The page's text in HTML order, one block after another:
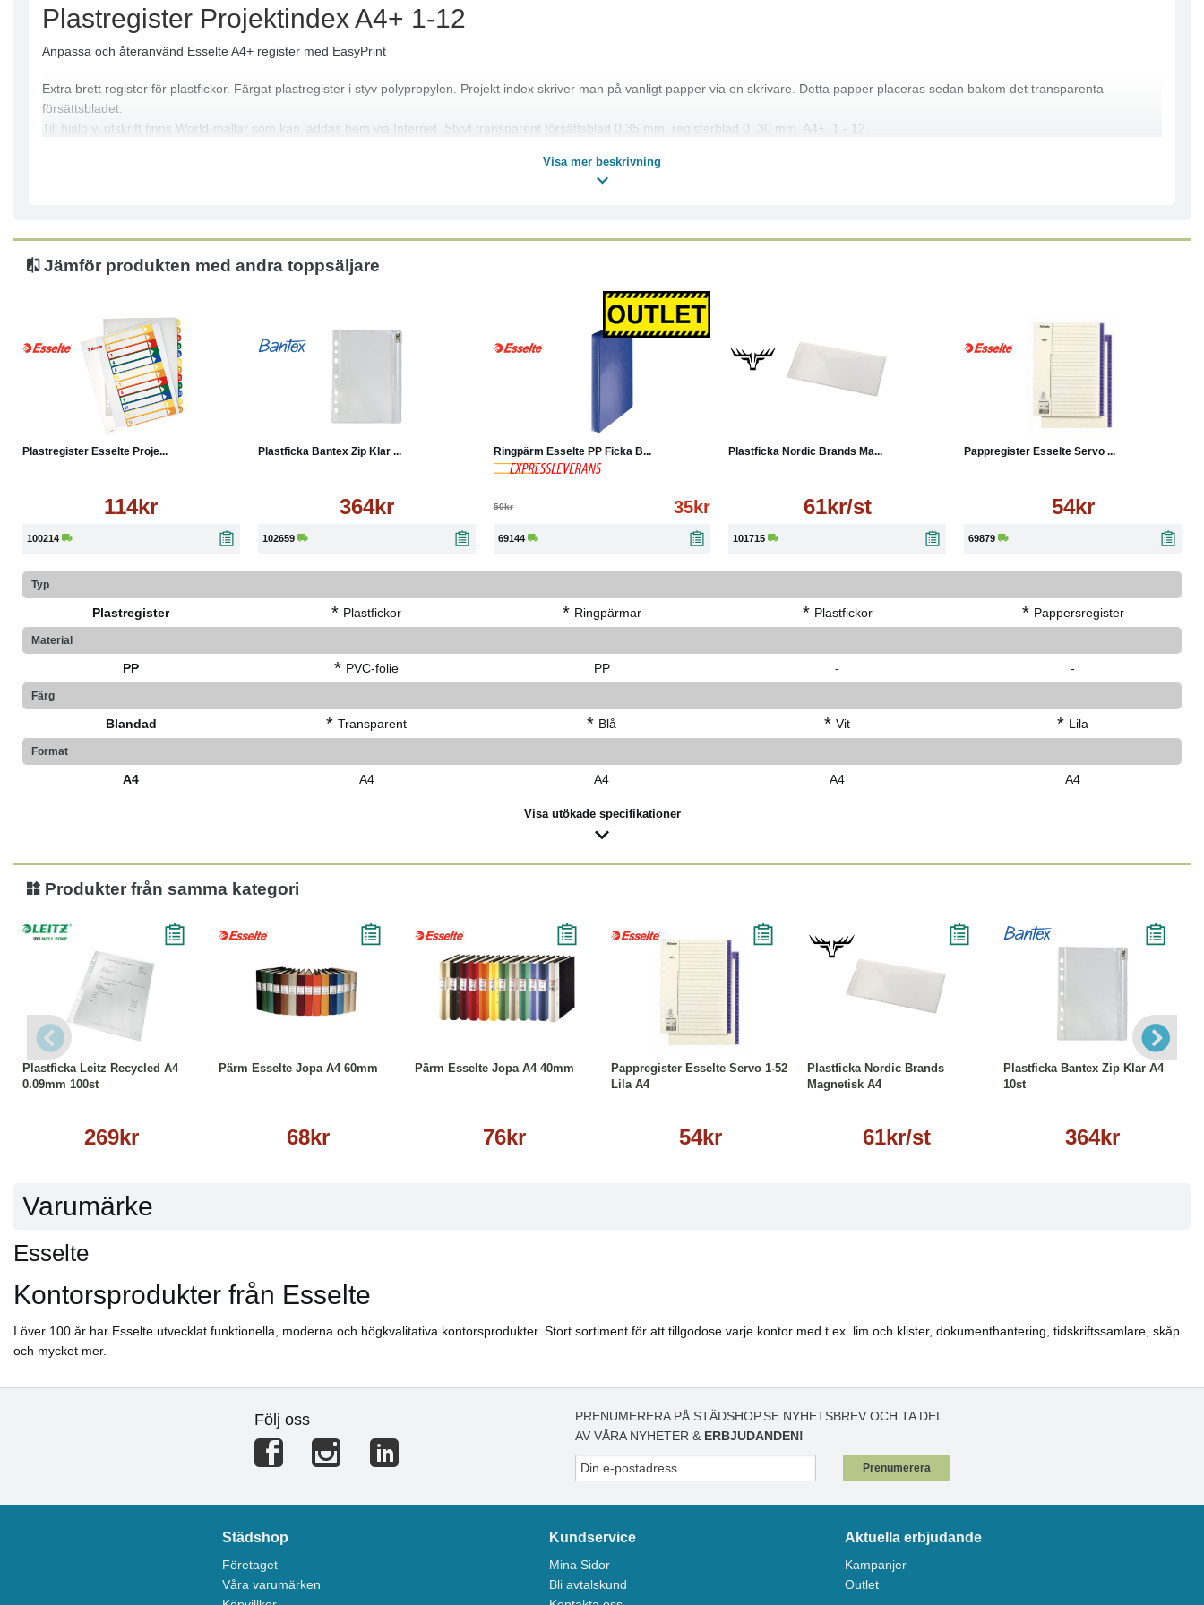
Plastregister Projektindex A4+ 1-12
Anpassa och återanvänd Esselte A4+ register med EasyPrint
Extra brett register för plastfickor. Färgat plastregister i styv polypropylen. Projekt index skriver man på vanligt papper via en skrivare. Detta papper placeras sedan bakom det transparenta
försättsbladet.
Till hjälp vi utskrift finns World-mallar som kan laddas hem via Internet. Styvt transparent försättsblad 0,35 mm, registerblad 0 ,30 mm. A4+, 1 - 12.
Visa mer beskrivning
Jämför produkten med andra toppsäljare
Plastregister Esselte Proje...
114kr
100214
Plastficka Bantex Zip Klar ...
364kr
102659
Ringpärm Esselte PP Ficka B...
50kr 35kr
69144
Plastficka Nordic Brands Ma...
61kr/st
101715
Pappregister Esselte Servo ...
54kr
69879
Typ
Plastregister * Plastfickor * Ringpärmar * Plastfickor * Pappersregister
Material
PP * PVC-folie PP - -
Färg
Blandad * Transparent * Blå * Vit * Lila
Format
A4 A4 A4 A4 A4
Visa utökade specifikationer
Produkter från samma kategori
Plastficka Leitz Recycled A4
0.09mm 100st
269kr
Köp Läs mer
Pärm Esselte Jopa A4 60mm
68kr
Pärm Esselte Jopa A4 40mm
76kr
Pappregister Esselte Servo 1-52
Lila A4
54kr
Köp Läs mer
Plastficka Nordic Brands
Magnetisk A4
61kr/st
Plastficka Bantex Zip Klar A4
10st
364kr
Köp Läs mer
Varumärke
Esselte
Kontorsprodukter från Esselte
I över 100 år har Esselte utvecklat funktionella, moderna och högkvalitativa kontorsprodukter. Stort sortiment för att tillgodose varje kontor med t.ex. lim och klister, dokumenthantering, tidskriftssamlare, skåp
och mycket mer.
Följ oss
PRENUMERERA PÅ STÄDSHOP.SE NYHETSBREV OCH TA DEL
AV VÅRA NYHETER & ERBJUDANDEN!
Prenumerera
Städshop
Företaget
Våra varumärken
Kundservice
Mina Sidor
Bli avtalskund
Aktuella erbjudande
Kampanjer
Outlet